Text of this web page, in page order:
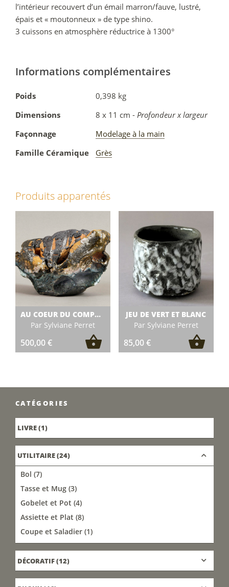
l’intérieur recouvert d’un émail marron/fauve, lustré,
épais et « moutonneux » de type shino.
3 cuissons en atmosphère réductrice à 1300°
Informations complémentaires
Poids
0,398 kg
Dimensions
8 x 11 cm - Profondeur x largeur
Façonnage
Modelage à la main
Famille Céramique
Grès
Produits apparentés
AU COEUR DU COMPACT
Par Sylviane Perret
500,00€
JEU DE VERT ET BLANC
Par Sylviane Perret
85,00€
CATÉGORIES
LIVRE(1)
UTILITAIRE(24)
Bol (7)
Tasse et Mug (3)
Gobelet et Pot (4)
Assiette et Plat (8)
Coupe et Saladier (1)
DÉCORATIF(12)